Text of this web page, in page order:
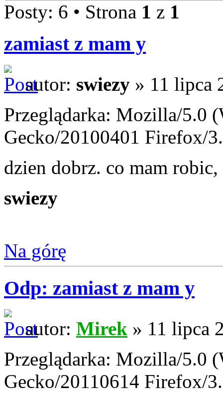
Posty: 6 • Strona 1 z 1
zamiast z mam y
autor: swiezy » 11 lipca
Przeglądarka: Mozilla/5.0
Gecko/20100401 Firefox/
dzien dobrz. co mam
swiezy
Na górę
Odp: zamiast z mam y
autor: Mirek » 11 lipca
Przeglądarka: Mozilla/5.0
Gecko/20110614 Firefox/